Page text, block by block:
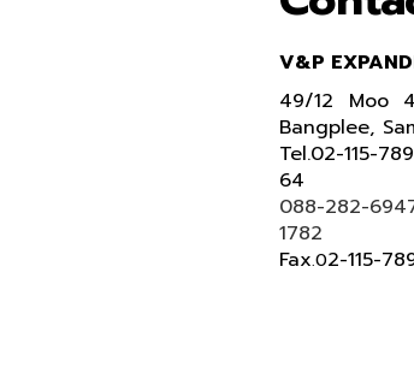
V&P
49/12 Moo
Bangplee,
Tel.02-115-
64
088-282-
1782
Fax.02-115-